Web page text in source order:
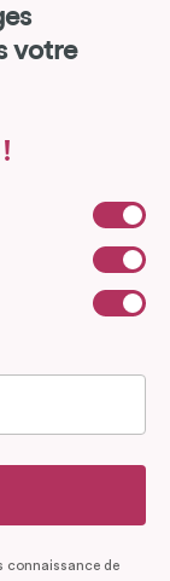
votre
connaissance de